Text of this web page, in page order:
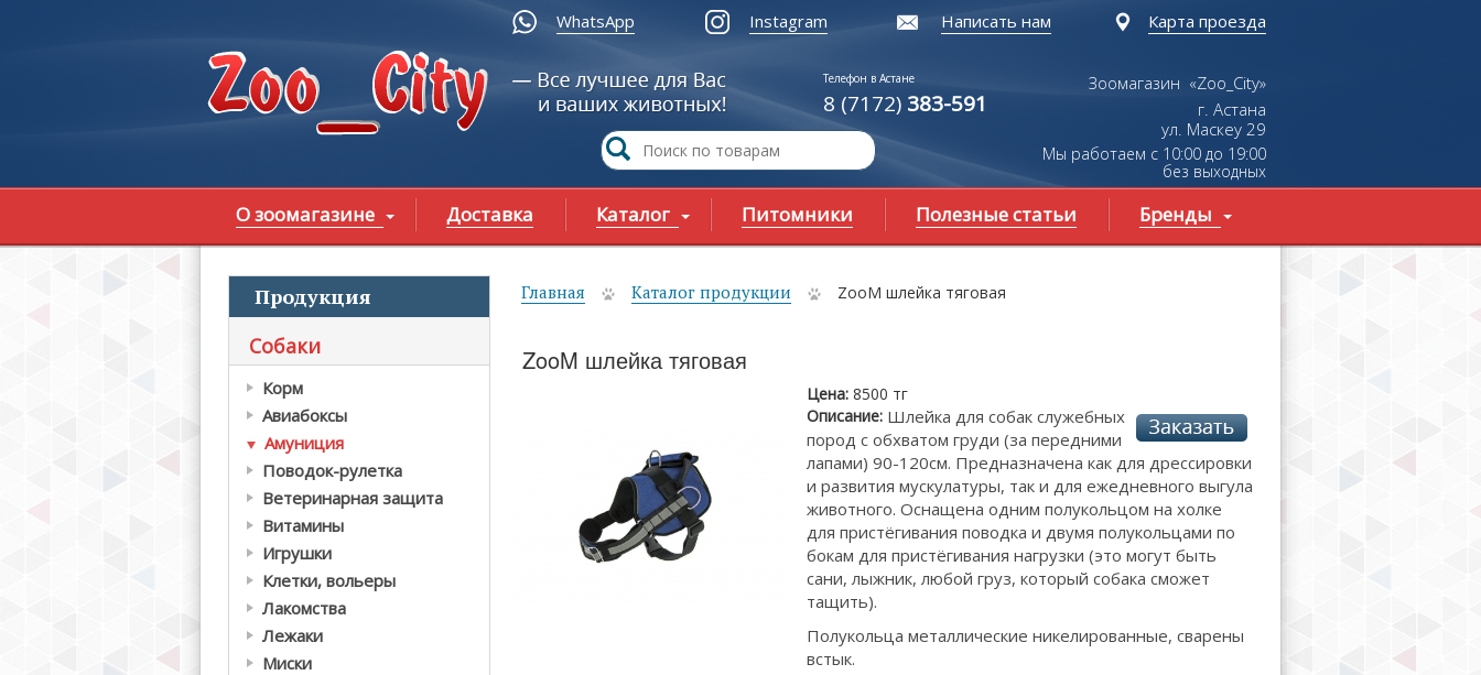
WhatsApp Instagram Написать нам Карта проезда
Телефон в Астане
8 (7172) 383-591
Зоомагазин «Zoo_City»
г. Астана
ул. Маскеу29
Мы работаем с 10:00 до 19:00
без выходных
О зоомагазине Доставка Каталог Питомники Полезные статьи Бренды
Продукция
Собаки
Корм
Авиабоксы
Амуниция
Поводок-рулетка
Ветеринарная защита
Витамины
Игрушки
Клетки, вольеры
Лакомства
Лежаки
Миски
Вы здесь
Главная Каталог продукции ZooM шлейка тяговая
ZooM шлейка тяговая
Цена: 8500 тг
Описание: Шлейка для собак служебных
пород с обхватом груди (за передними
лапами) 90-120см. Предназначена как для дрессировки
и развития мускулатуры, так и для ежедневного выгула
животного. Оснащена одним полукольцом на холке
для пристёгивания поводка и двумя полукольцами по
бокам для пристёгивания нагрузки (это могут быть
сани, лыжник, любой груз, который собака сможет
тащить).
Полукольца металлические никелированные, сварены
встык.